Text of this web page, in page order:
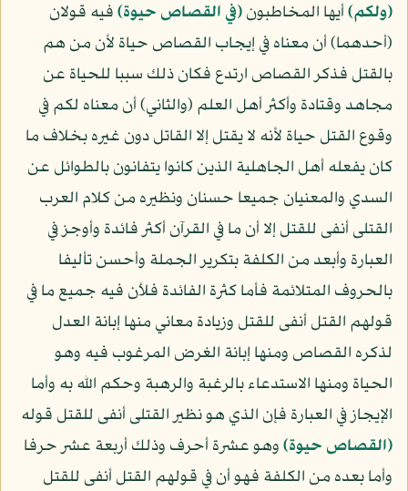
﴿ولكم﴾أيها المخاطبون﴿في القصاص حيوة﴾فيه قولان
(أحدهما) أن معناه في إيجاب القصاص حياة لأن من هم
بالقتل فذكر القصاص ارتدع فكان ذلك سببا للحياة عن
مجاهد وقتادة وأكثر أهل العلم (والثاني) أن معناه لكم في
وقوع القتل حياة لأنه لا يقتل إلا القاتل دون غيره بخلاف ما
كان يفعله أهل الجاهلية الذين كانوا يتفانون بالطوائل عن
السدي والمعنيان جميعا حسنان ونظيره من كلام العرب
القتلى أنفى للقتل إلا أن ما في القرآن أكثر فائدة وأوجز في
العبارة وأبعد من الكلفة بتكرير الجملة وأحسن تأليفا
بالحروف المتلائمة فأما كثرة الفائدة فلأن فيه جميع ما في
قولهم القتل أنفى للقتل وزيادة معاني منها إبانة العدل
لذكره القصاص ومنها إبانة الغرض المرغوب فيه وهو
الحياة ومنها الاستدعاء بالرغبة والرهبة وحكم الله به وأما
الإيجاز في العبارة فإن الذي هو نظير القتلى أنفى للقتل قوله
﴿القصاص حيوة﴾وهو عشرة أحرف وذلك أربعة عشر حرفا
وأما بعده من الكلفة فهو أن في قولهم القتل أنفى للقتل